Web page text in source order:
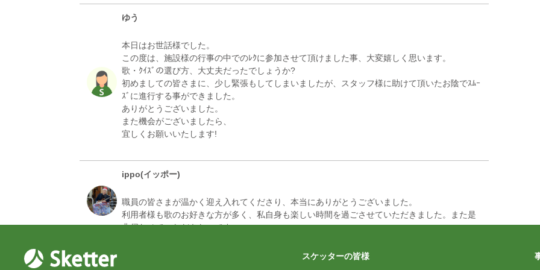
ゆう
本日はお世話様でした。
この度は、施設様の行事の中でのﾚｸに参加させて頂けました事、大変嬉しく思います。
歌・ｸｲｽﾞの選び方、大丈夫だったでしょうか?
初めましての皆さまに、少し緊張もしてしまいましたが、スタッフ様に助けて頂いたお陰でｽﾑｰ
ｽﾞに進行する事ができました。
ありがとうございました。
また機会がございましたら、
宜しくお願いいたします!
ippo(イッポー)
職員の皆さまが温かく迎え入れてくださり、本当にありがとうございました。
利用者様も歌のお好きな方が多く、私自身も楽しい時間を過ごさせていただきました。また是
スケッターの皆様